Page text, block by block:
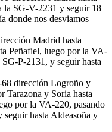
la SG-V-2231 y seguir 18
donde nos desviamos
Madrid hasta
Peñafiel, luego por la VA-
P-2131, y seguir hasta
dirección Logroño y
Tarazona y Soria hasta
por la VA-220, pasando
hasta Aldeasoña y